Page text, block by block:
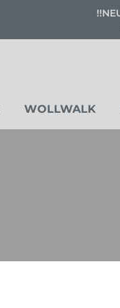
WOLLWALK